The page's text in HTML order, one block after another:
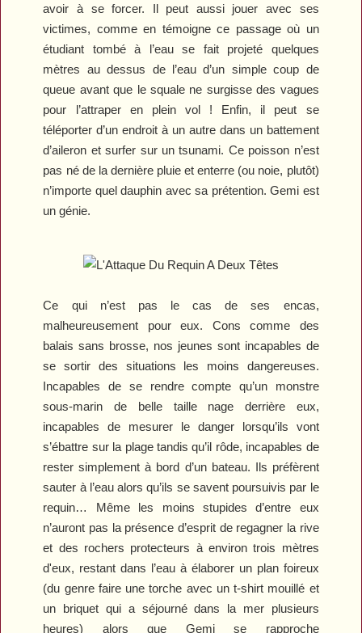
avoir à se forcer. Il peut aussi jouer avec ses
victimes, comme en témoigne ce passage où un
étudiant tombé à l’eau se fait projeté quelques
mètres au dessus de l’eau d’un simple coup de
queue avant que le squale ne surgisse des vagues
pour l’attraper en plein vol ! Enfin, il peut se
téléporter d’un endroit à un autre dans un battement
d’aileron et surfer sur un tsunami. Ce poisson n’est
pas né de la dernière pluie et enterre (ou noie, plutôt)
n’importe quel dauphin avec sa prétention. Gemi est
un génie.
Ce qui n’est pas le cas de ses encas,
malheureusement pour eux. Cons comme des
balais sans brosse, nos jeunes sont incapables de
se sortir des situations les moins dangereuses.
Incapables de se rendre compte qu’un monstre
sous-marin de belle taille nage derrière eux,
incapables de mesurer le danger lorsqu’ils vont
s’ébattre sur la plage tandis qu’il rôde, incapables de
rester simplement à bord d’un bateau. Ils préfèrent
sauter à l’eau alors qu’ils se savent poursuivis par le
requin… Même les moins stupides d’entre eux
n’auront pas la présence d’esprit de regagner la rive
et des rochers protecteurs à environ trois mètres
d'eux, restant dans l’eau à élaborer un plan foireux
(du genre faire une torche avec un t-shirt mouillé et
un briquet qui a séjourné dans la mer plusieurs
heures) alors que Gemi se rapproche